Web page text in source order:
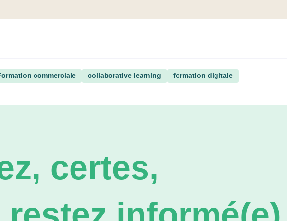
commerciale collaborative learning formation digitale
certes,